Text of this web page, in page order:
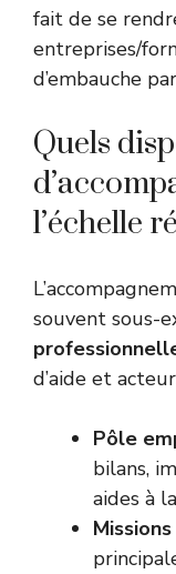
fait de se
entreprises/
d’embauche
Quels
l’échelle
souvent sous-
d’aide et
Pôle
bilans,
aides à